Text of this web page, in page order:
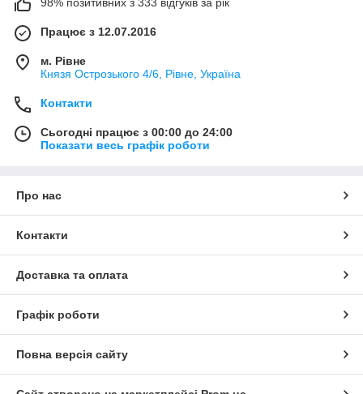
Працює з 12.07.2016
м. Рівне
Князя Острозького 4/6, Рівне, Україна
Контакти
Сьогодні працює з 00:00 до 24:00
Показати весь графік роботи
Про нас
Контакти
Доставка та оплата
Графік роботи
Повна версія сайту